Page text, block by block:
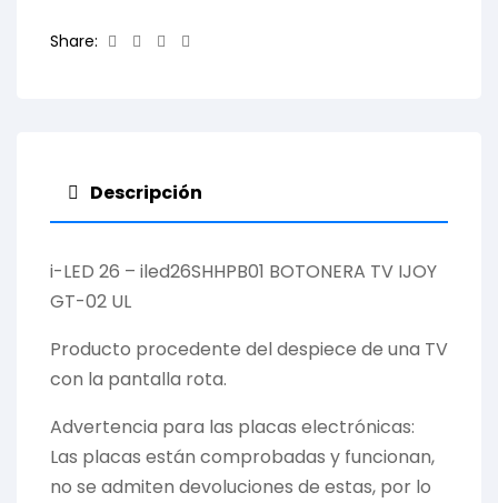
Share: Facebook
TwitterLinkedin
Descripción
i-LED 26 – iled26SHHPB01 BOTONERA TV IJOY
GT-02 UL
Producto procedente del despiece de una TV
con la pantalla rota.
Advertencia para las placas electrónicas:
Las placas están comprobadas y funcionan,
no se admiten devoluciones de estas, por lo